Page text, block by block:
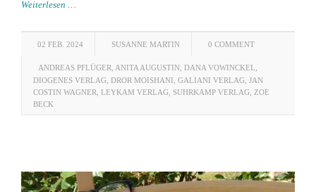
Weiterlesen …
02 FEB. 2024 SUSANNE MARTIN 0 COMMENT
ANDREAS PFLÜGER ANITA AUGUSTIN DANA VOWINCKEL
DIOGENES VERLAG DROR MOISHANI GALIANI VERLAG JAN
COSTIN WAGNER LEYKAM VERLAG SUHRKAMP VERLAG
ZOE
BECK